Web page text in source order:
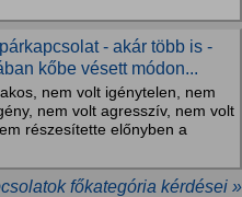
- akár több is -
kőbe vésett módon...
nem volt igénytelen, nem
nem volt agresszív, nem volt
részesítette előnyben a
főkategória kérdései »